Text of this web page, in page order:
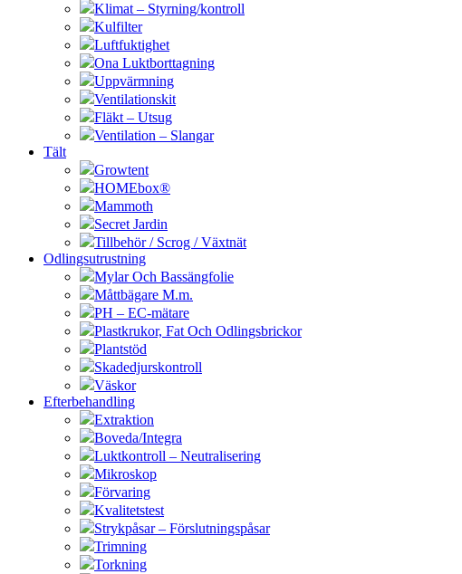
Klimat – Styrning/kontroll
Kulfilter
Luftfuktighet
Ona Luktborttagning
Uppvärmning
Ventilationskit
Fläkt – Utsug
Ventilation – Slangar
Tält
Growtent
HOMEbox®
Mammoth
Secret Jardin
Tillbehör / Scrog / Växtnät
Odlingsutrustning
Mylar Och Bassängfolie
Måttbägare M.m.
PH – EC-mätare
Plastkrukor, Fat Och Odlingsbrickor
Plantstöd
Skadedjurskontroll
Väskor
Efterbehandling
Extraktion
Boveda/Integra
Luktkontroll – Neutralisering
Mikroskop
Förvaring
Kvalitetstest
Strykpåsar – Förslutningspåsar
Trimning
Torkning